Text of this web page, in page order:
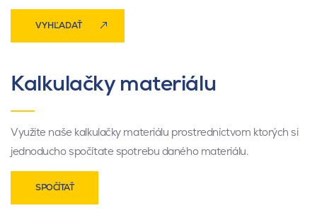
VYHĽADAŤ
Kalkulačky materiálu
Využite naše kalkulačky materiálu prostredníctvom ktorých si
jednoducho spočítate spotrebu daného materiálu.
SPOČÍTAŤ